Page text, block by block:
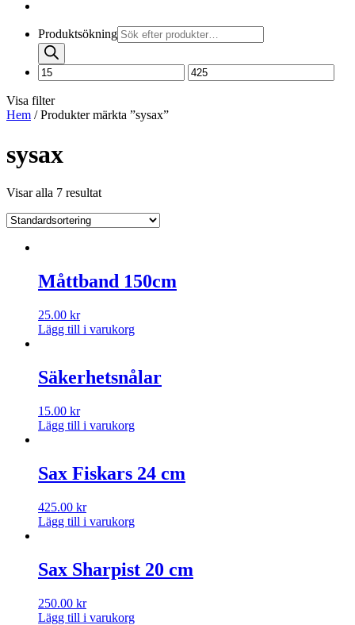
Produktsökning
Visa filter
Hem / Produkter märkta ”sysax”
sysax
Visar alla 7 resultat
Måttband 150cm
25.00 kr
Lägg till i varukorg
Säkerhetsnålar
15.00 kr
Lägg till i varukorg
Sax Fiskars 24 cm
425.00 kr
Lägg till i varukorg
Sax Sharpist 20 cm
250.00 kr
Lägg till i varukorg